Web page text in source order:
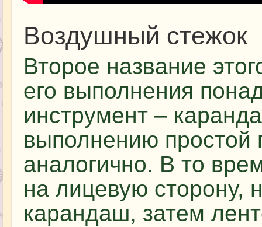
Воздушный стежок
Второе название
его выполнения
инструмент –
выполнению простой
аналогично. В то
на лицевую сторону,
карандаш, затем